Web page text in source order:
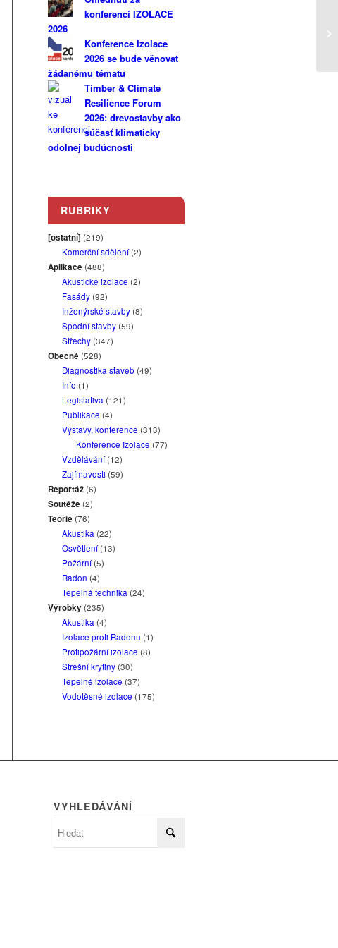
konferencí IZOLACE
2026
Konference Izolace
2026 se bude věnovat
žádanému tématu
Timber & Climate
Resilience Forum
2026: drevostavby ako
súčasť klimaticky
odolnej budúcnosti
RUBRIKY
[ostatní] (219)
Komerční sdělení(2)
Aplikace (488)
Akustické izolace (2)
Fasády(92)
Inženýrské stavby(8)
Spodní stavby(59)
Střechy(347)
Obecné (528)
Diagnostika staveb (49)
Info (1)
Legislativa (121)
Publikace (4)
Výstavy, konference (313)
Konference Izolace (77)
Vzdělávání(12)
Zajímavosti (59)
Reportáž(6)
Soutěže (2)
Teorie (76)
Akustika (22)
Osvětlení(13)
Požární(5)
Radon (4)
Tepelná technika (24)
Výrobky(235)
Akustika (4)
Izolace proti Radonu (1)
Protipožární izolace (8)
Střešní krytiny(30)
Tepelné izolace (37)
Vodotěsné izolace (175)
VYHLEDÁVÁNÍ